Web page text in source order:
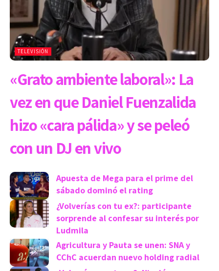
TELEVISIÓN
«Grato ambiente laboral»: La
vez en que Daniel Fuenzalida
hizo «cara pálida» y se peleó
con un DJ en vivo
Apuesta de Mega para el prime del
sábado dominó el rating
¿Volverías con tu ex?: participante
sorprende al confesar su interés por
Ludmila
Agricultura y Pauta se unen: SNA y
CChC acuerdan nuevo holding radial